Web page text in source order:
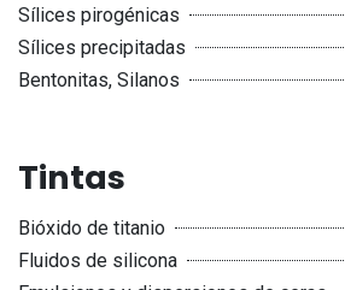
Sílices pirogénicas
Sílices precipitadas
Bentonitas, Silanos
Tintas
Bióxido de titanio
Fluidos de silicona